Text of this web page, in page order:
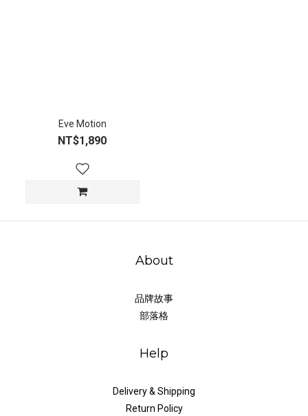
Eve Motion
NT$1,890
About
品牌故事
部落格
Help
Delivery & Shipping
Return Policy